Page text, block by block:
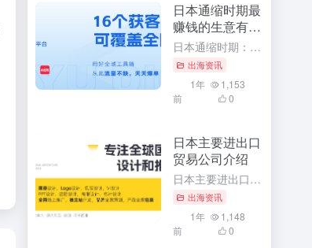
日本通缩时期最
赚钱的生意有哪
些
日本通缩时期：揭示最赚钱的生意与独特商机 随着日本经济进入通缩时期，许多投资者和企业家都在寻找能够在这一特殊时期获得最大收益的生意。本文将深入探讨在通缩时期，哪些生意最赚钱，并分析这些生意背后的产品或...
出海资讯
1年
前
1,153
0
日本主要进出口
贸易公司介绍
日本主要进出口贸易公司深度解析：引领全球贸易的领军品牌 随着全球经济一体化的深入发展，日本作为世界经济的重要一环，其进出口贸易在全球范围内具有举足轻重的地位。本文将详细介绍日本主要的进出口贸易公司，深...
出海资讯
1年
前
1,148
0